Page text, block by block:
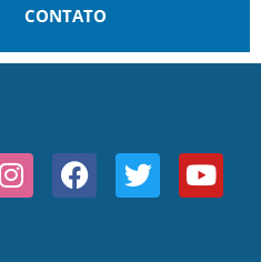
CONTATO